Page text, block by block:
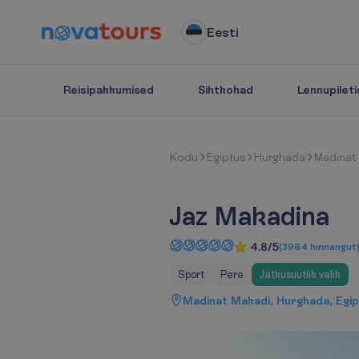
Eesti
Reisipakkumised Sihtkohad
Kodu Egiptus Hurghada Madinat
Jaz Makadina
4.8/5(3964 hinnangut)
Sport Pere Jätkusuutlik valik
Madinat Makadi, Hurghada,